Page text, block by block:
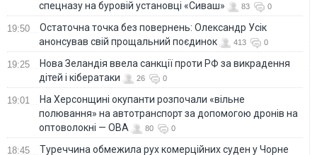
спецназу на буровій установці «Сиваш» 83 0
19:50
Остаточна точка без повернень: Олександр Усік
анонсував свій прощальний поєдинок
413 0
19:25
Нова Зеландія ввела санкції проти РФ за викрадення
дітей і кібератаки
26 0
19:01
На Херсонщині окупанти розпочали «вільне
полювання» на автотранспорт за допомогою дронів на
оптоволокні — ОВА
80 0
18:45
Туреччина обмежила рух комерційних суден у Чорне